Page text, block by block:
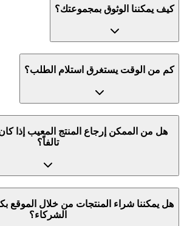
كيف يمكننا الوثوق بمجموعتك؟
كم من الوقت يستغرق استلام الطلب؟
هل من الممكن إرجاع المنتج المعيب إذا
تالفاً؟
هل يمكننا شراء المنتجات من خلال الموقع
الشركاء؟